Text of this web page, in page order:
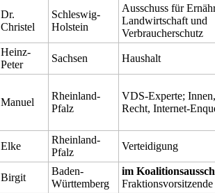
Dr.
Christel
Schleswig-
Holstein
Ausschuss für
Landwirtschaft und
Verbraucherschutz
Heinz-
Peter
Sachsen Haushalt
Manuel
Rheinland-
Pfalz
VDS-Experte; Innen,
Recht, Internet-
Elke
Rheinland-
Pfalz
Verteidigung
Birgit
Baden-
Württemberg
im
Fraktionsvorsitzende